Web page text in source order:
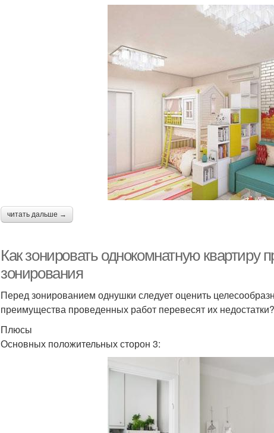
читать дальше →
Как зонировать однокомнатную
зонирования
Перед зонированием однушки следует оценить
преимущества проведенных работ перевесят их недостатки?
Плюсы
Основных положительных сторон 3: